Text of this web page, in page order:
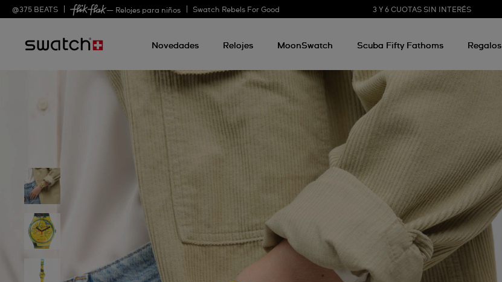
@375 BEATS — Relojes para niños Swatch Rebels For Good 3 Y 6 CUOTAS SIN INTERÉS
Novedades Relojes MoonSwatch Scuba Fifty Fathoms Regalos